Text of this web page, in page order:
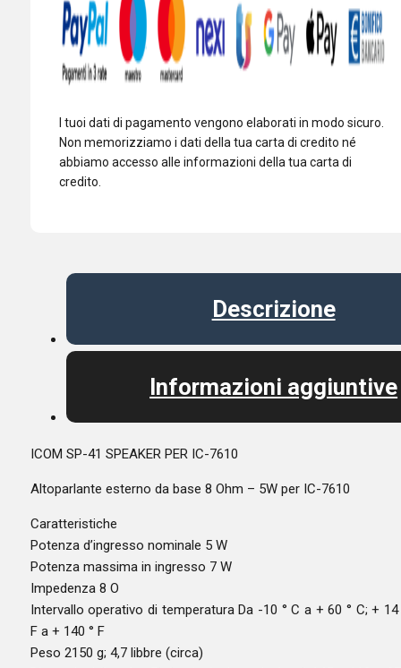
I tuoi dati di pagamento vengono elaborati in modo sicuro.
Non memorizziamo i dati della tua carta di credito né
abbiamo accesso alle informazioni della tua carta di
credito.
Descrizione
Informazioni aggiuntive
ICOM SP-41 SPEAKER PER IC-7610
Altoparlante esterno da base 8 Ohm – 5W per IC-7610
Caratteristiche
Potenza d’ingresso nominale 5 W
Potenza massima in ingresso 7 W
Impedenza 8 O
Intervallo operativo di temperatura Da -10 ° C a + 60 ° C; + 14
F a + 140 ° F
Peso 2150 g; 4,7 libbre (circa)